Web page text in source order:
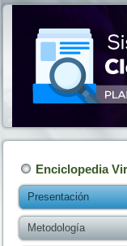
Enciclopedia
Presentación
Metodología